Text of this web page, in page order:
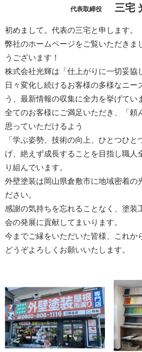
代表取締役 三宅
初めまして。代表の三宅と申します。
弊社のホームページをご覧いただきま
うございます！
株式会社光輝は「仕上がりに一切妥協
日々変化し続けるお客様の多様なニー
う、最新情報の収集に全力を挙げてい
全てのお客様にご満足いただき、「頼
思っていただけるよう
「学ぶ姿勢、技術の向上、ひとつひと
げ、絶えず成長することを目指し職人
り組んでいます。
外壁塗装は岡山県倉敷市に地域密着の
ださい。
感謝の気持ちを忘れることなく、塗装
会の発展に貢献してまいります。
今までご縁をいただいた皆様、これか
どうぞよろしくお願いいたします。